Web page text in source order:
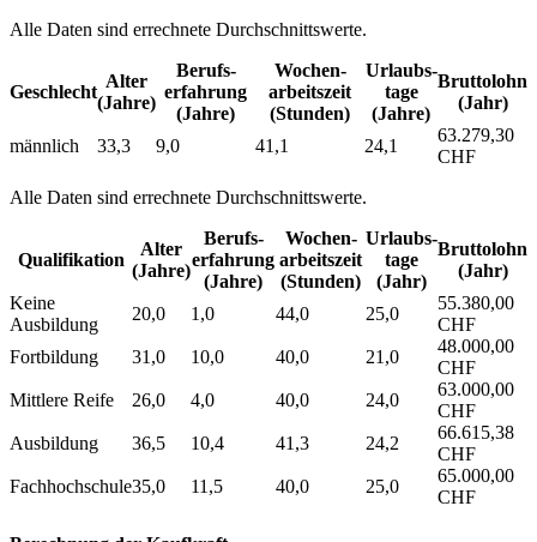
Alle Daten sind errechnete Durchschnittswerte.
Geschlecht
Alter
(Jahre)
Berufs­
erfahrung
(Jahre)
Wochen­
arbeitszeit
(Stunden)
Urlaubs­
tage
(Jahre)
Bruttolohn
(Jahr)
männlich 33,3 9,0 41,1 24,1
63.279,30
CHF
Alle Daten sind errechnete Durchschnittswerte.
Qualifikation
Alter
(Jahre)
Berufs­
erfahrung
(Jahre)
Wochen­
arbeitszeit
(Stunden)
Urlaubs­
tage
(Jahr)
Bruttolohn
(Jahr)
Keine
Ausbildung
20,0 1,0 44,0 25,0
55.380,00
CHF
Fortbildung
31,0 10,0 40,0 21,0
48.000,00
CHF
Mittlere Reife
26,0 4,0 40,0 24,0
63.000,00
CHF
Ausbildung
36,5 10,4 41,3 24,2
66.615,38
CHF
Fachhochschule35,0 11,5 40,0 25,0
65.000,00
CHF